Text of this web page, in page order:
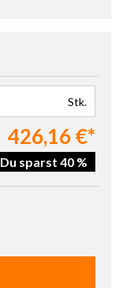
Stk.
426,16 €*
Du sparst 40 %